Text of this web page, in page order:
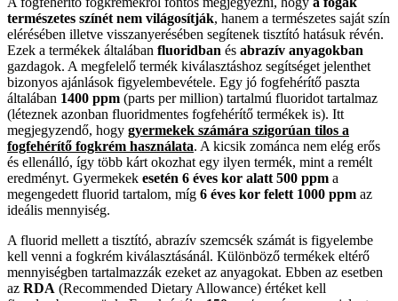
természetes színét nem világosítják, hanem a természetes saját szín
elérésében illetve visszanyerésében segítenek tisztító hatásuk révén.
Ezek a termékek általában fluoridban és abrazív anyagokban
gazdagok. A megfelelő termék kiválasztáshoz segítséget jelenthet
bizonyos ajánlások figyelembevétele. Egy jó fogfehérítő paszta
általában 1400 ppm (parts per million) tartalmú fluoridot tartalmaz
(léteznek azonban fluoridmentes fogfehérítő termékek is). Itt
megjegyzendő, hogy gyermekek számára szigorúan tilos a
fogfehérítő fogkrém használata. A kicsik zománca nem elég erős
és ellenálló, így több kárt okozhat egy ilyen termék, mint a remélt
eredményt. Gyermekek esetén 6 éves kor alatt 500 ppm a
megengedett fluorid tartalom, míg 6 éves kor felett 1000 ppm az
ideális mennyiség.
A fluorid mellett a tisztító, abrazív szemcsék számát is figyelembe
kell venni a fogkrém kiválasztásánál. Különböző termékek eltérő
mennyiségben tartalmazzák ezeket az anyagokat. Ebben az esetben
az RDA (Recommended Dietary Allowance) értéket kell